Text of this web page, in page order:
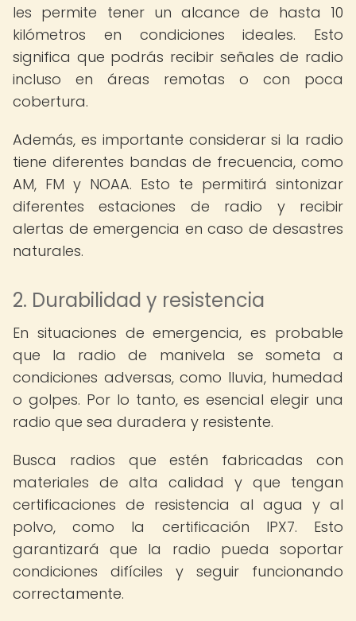
les permite tener un alcance de hasta 10
kilómetros en condiciones ideales. Esto
significa que podrás recibir señales de radio
incluso en áreas remotas o con poca
cobertura.
Además, es importante considerar si la radio
tiene diferentes bandas de frecuencia, como
AM, FM y NOAA. Esto te permitirá sintonizar
diferentes estaciones de radio y recibir
alertas de emergencia en caso de desastres
naturales.
2. Durabilidad y resistencia
En situaciones de emergencia, es probable
que la radio de manivela se someta a
condiciones adversas, como lluvia, humedad
o golpes. Por lo tanto, es esencial elegir una
radio que sea duradera y resistente.
Busca radios que estén fabricadas con
materiales de alta calidad y que tengan
certificaciones de resistencia al agua y al
polvo, como la certificación IPX7. Esto
garantizará que la radio pueda soportar
condiciones difíciles y seguir funcionando
correctamente.